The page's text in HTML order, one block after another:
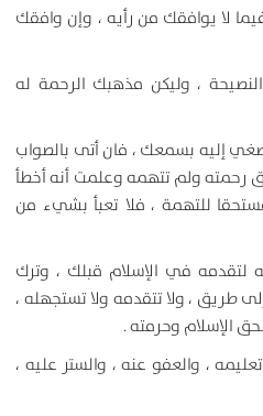
لا يوافقك من رأيه ، وإن وافقك
، وليكن مذهبك الرحمة له
إليه بسمعك ، فان أتى بالصواب
رحمته ولم تتهمه وعلمت أنه أخطأ
للتهمة ، فلا تعبأ بشيء من
لتقدمه في الإسلام قبلك ، وترك
طريق ، ولا تتقدمه ولا تستجهله ،
الإسلام وحرمته .
، والعفو عنه ، والستر عليه ،